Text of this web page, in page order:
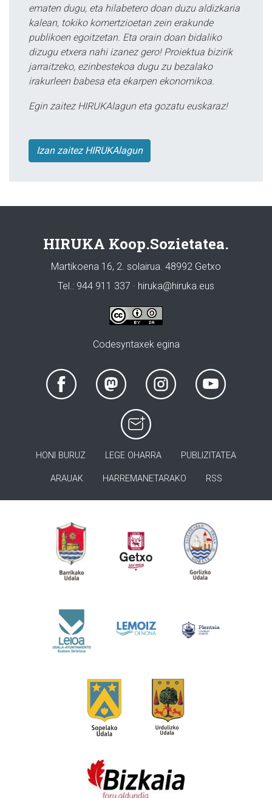
ematen dugu, eta hilabetero doan duzu aldizkaria
kalean, tokiko komertzioetan zein erakunde
publikoen egoitzetan. Eta orain doan bidaliko
dizugu etxera nahi izanez gero! Proiektua bizirik
jarraitzeko, ezinbestekoa dugu zu bezalako
irakurleen babesa eta ekarpen ekonomikoa.
Egin zaitez HIRUKAlagun eta gozatu euskaraz!
Izan zaitez HIRUKAlagun
HIRUKA Koop.Sozietatea.
Martikoena 16, 2. solairua. 48992 Getxo
Tel.: 944 911 337 · hiruka@hiruka.eus
Codesyntaxek egina
HONI BURUZ LEGE OHARRA PUBLIZITATEA
ARAUAK HARREMANETARAKO RSS